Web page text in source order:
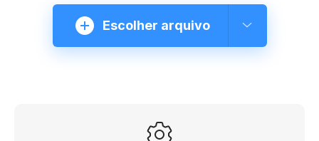
Escolher arquivo